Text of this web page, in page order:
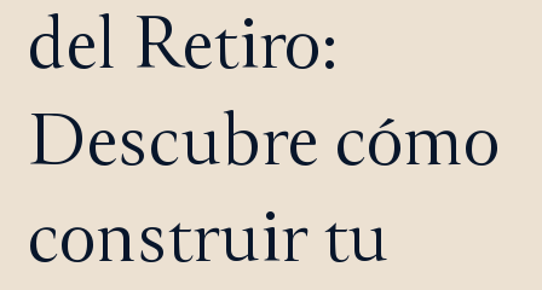
del Retiro:
Descubre cómo
construir tu